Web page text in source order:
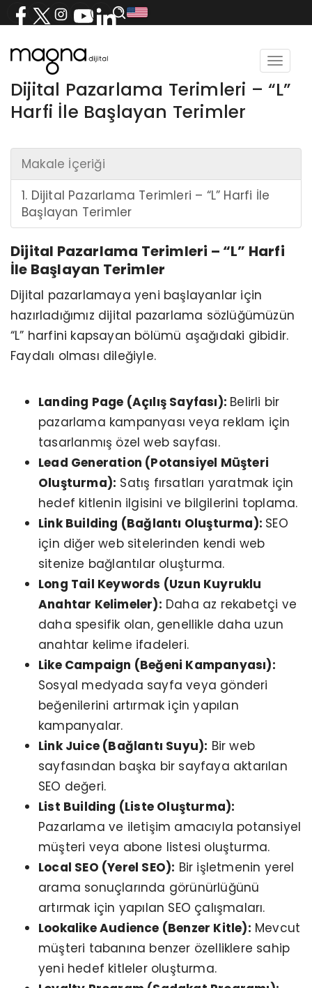
Toggle
Dijital Pazarlama Terimleri – “L”
Harfi İle Başlayan Terimler
Makale İçeriği
1. Dijital Pazarlama Terimleri – “L” Harfi İle
Başlayan Terimler
Dijital Pazarlama Terimleri – “L” Harfi
İle Başlayan Terimler
Dijital pazarlamaya yeni başlayanlar için
hazırladığımız dijital pazarlama sözlüğümüzün
“L” harfini kapsayan bölümü aşağıdaki gibidir.
Faydalı olması dileğiyle.
Landing Page (Açılış Sayfası): Belirli bir
pazarlama kampanyası veya reklam için
tasarlanmış özel web sayfası.
Lead Generation (Potansiyel Müşteri
Oluşturma): Satış fırsatları yaratmak için
hedef kitlenin ilgisini ve bilgilerini toplama.
Link Building (Bağlantı Oluşturma): SEO
için diğer web sitelerinden kendi web
sitenize bağlantılar oluşturma.
Long Tail Keywords (Uzun Kuyruklu
Anahtar Kelimeler): Daha az rekabetçi ve
daha spesifik olan, genellikle daha uzun
anahtar kelime ifadeleri.
Like Campaign (Beğeni Kampanyası):
Sosyal medyada sayfa veya gönderi
beğenilerini artırmak için yapılan
kampanyalar.
Link Juice (Bağlantı Suyu): Bir web
sayfasından başka bir sayfaya aktarılan
SEO değeri.
List Building (Liste Oluşturma):
Pazarlama ve iletişim amacıyla potansiyel
müşteri veya abone listesi oluşturma.
Local SEO (Yerel SEO): Bir işletmenin yerel
arama sonuçlarında görünürlüğünü
artırmak için yapılan SEO çalışmaları.
Lookalike Audience (Benzer Kitle): Mevcut
müşteri tabanına benzer özelliklere sahip
yeni hedef kitleler oluşturma.